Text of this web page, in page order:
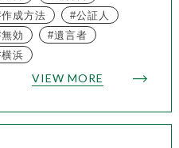
作成方法
公証人
無効
遺言者
横浜
VIEW MORE